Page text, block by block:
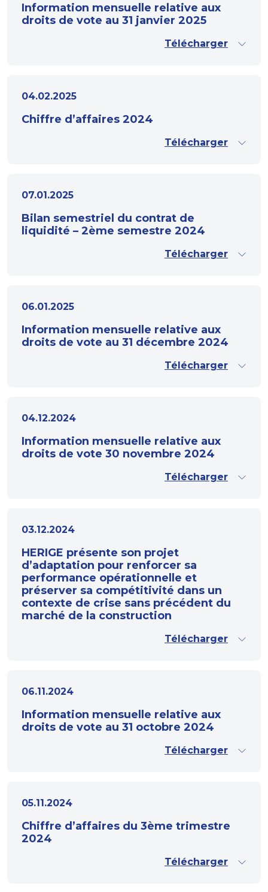
Information mensuelle relative aux
droits de vote au 31 janvier 2025
Télécharger
04.02.2025
Chiffre d’affaires 2024
Télécharger
07.01.2025
Bilan semestriel du contrat de
liquidité – 2ème semestre 2024
Télécharger
06.01.2025
Information mensuelle relative aux
droits de vote au 31 décembre 2024
Télécharger
04.12.2024
Information mensuelle relative aux
droits de vote 30 novembre 2024
Télécharger
03.12.2024
HERIGE présente son projet
d’adaptation pour renforcer sa
performance opérationnelle et
préserver sa compétitivité dans un
contexte de crise sans précédent du
marché de la construction
Télécharger
06.11.2024
Information mensuelle relative aux
droits de vote au 31 octobre 2024
Télécharger
05.11.2024
Chiffre d’affaires du 3ème trimestre
2024
Télécharger